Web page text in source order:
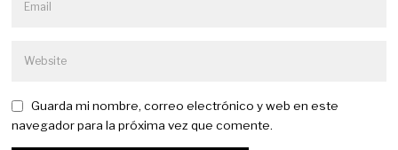
Guarda mi nombre, correo electrónico y web en este
navegador para la próxima vez que comente.